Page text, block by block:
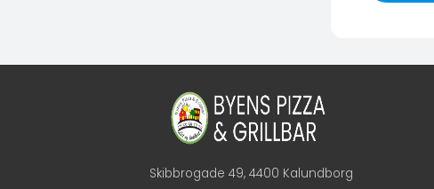
Skibbrogade 49, 4400 Kalundborg